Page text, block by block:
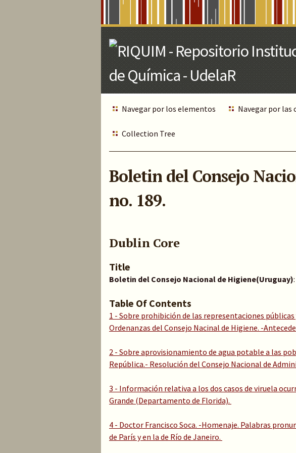
Navegar por los elementos Navegar por las
Collection Tree
Boletin del Consejo
no. 189.
Dublin Core
Title
Boletin del Consejo Nacional de Higiene(Uruguay)
Table Of Contents
1 - Sobre prohibición de las representaciones
Ordenanzas del Consejo Nacinal de Higiene. -
2 - Sobre aprovisionamiento de agua potable a las
República.- Resolución del Consejo Nacional de
3 - Información relativa a los dos casos de viruela
Grande (Departamento de Florida).
4 - Doctor Francisco Soca. -Homenaje. Palabras
de París y en la de Río de Janeiro.